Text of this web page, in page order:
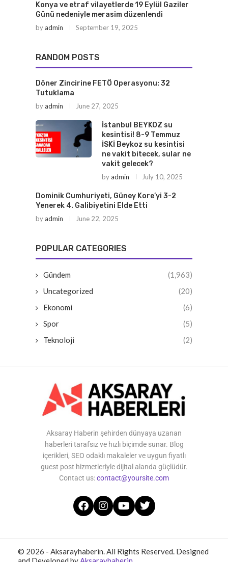
Konya ve etraf vilayetlerde 19 Eylül Gaziler
Günü nedeniyle merasim düzenlendi
byadmin September 19, 2025
RANDOM POSTS
Döner Zincirine FETÖ Operasyonu: 32
Tutuklama
byadmin June 27, 2025
İstanbul BEYKOZ su
kesintisi! 8-9 Temmuz
İSKİ Beykoz su kesintisi
ne vakit bitecek, sular ne
vakit gelecek?
byadmin July 10, 2025
Dominik Cumhuriyeti, Güney Kore’yi 3-2
Yenerek 4. Galibiyetini Elde Etti
byadmin June 22, 2025
POPULAR CATEGORIES
Gündem
(1,963)
Uncategorized
(20)
Ekonomi
(6)
Spor
(5)
Teknoloji
(2)
Aksaray Haberin şehirden dünyaya uzanan
haberleri tarafsız ve hızlı biçimde sunar. Blog
içerikleri, SEO odaklı makaleler ve uygun fiyatlı
guest post hizmetleriyle dijital alanda güçlüdür.
Contact us:contact@yoursite.com
© 2026 - Aksarayhaberin. All Rights Reserved. Designed